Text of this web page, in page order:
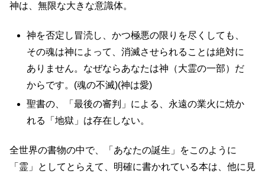
神は、無限な大きな意識体。
神を否定し冒涜し、かつ極悪の限りを尽くしても、
その魂は神によって、消滅させられることは絶対に
ありません。なぜならあなたは神（大霊の一部）だ
からです。(魂の不滅)(神は愛)
聖書の、「最後の審判」による、永遠の業火に焼か
れる「地獄」は存在しない。
全世界の書物の中で、「あなたの誕生」をこのように
「霊」としてとらえて、明確に書かれている本は、他に見